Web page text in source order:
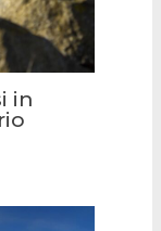
in